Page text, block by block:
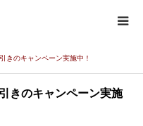
きのキャンペーン実施中！
きのキャンペーン実施